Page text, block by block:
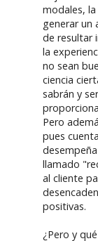
modales,
generar un
de resultar
la
no sean
ciencia
sabrán y
Pero
pues
llamado
al cliente
positivas.
¿Pero y